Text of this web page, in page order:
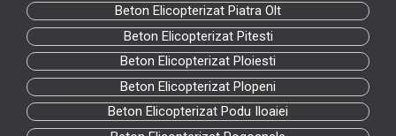
Beton Elicopterizat Piatra Olt
Beton Elicopterizat Pitesti
Beton Elicopterizat Ploiesti
Beton Elicopterizat Plopeni
Beton Elicopterizat Podu Iloaiei